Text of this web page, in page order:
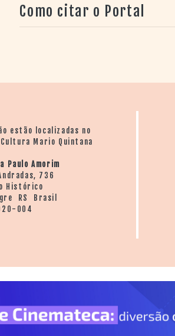
Como citar o Portal
estão localizadas no
Mario Quintana
Paulo Amorim
736
Histórico
RS Brasil
004